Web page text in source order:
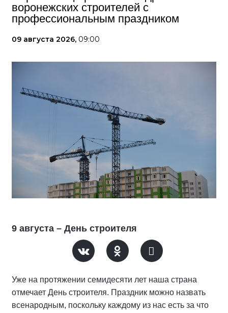
воронежских строителей с
профессиональным праздником
09 августа 2026, 09:00
9 августа – День строителя
Уже на протяжении семидесяти лет наша страна
отмечает День строителя. Праздник можно назвать
всенародным, поскольку каждому из нас есть за что